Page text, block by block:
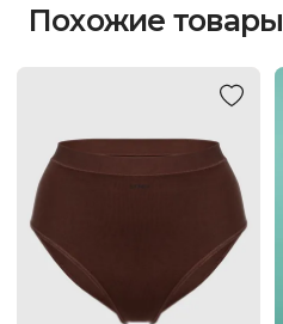
Похожие товары